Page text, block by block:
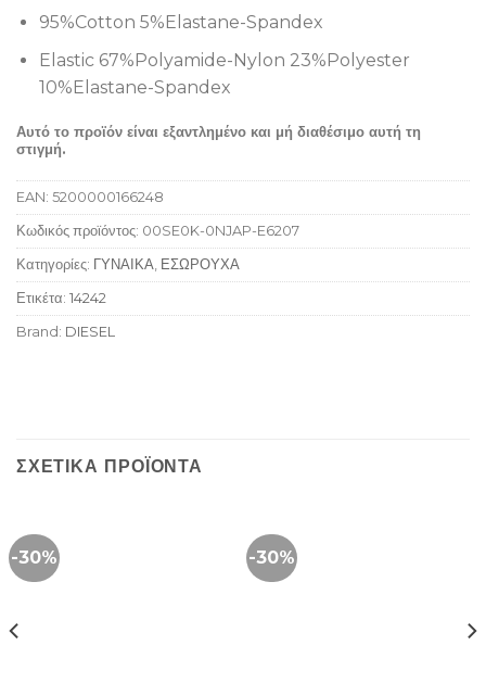
95%Cotton 5%Elastane-Spandex
Elastic 67%Polyamide-Nylon 23%Polyester
10%Elastane-Spandex
Αυτό το προϊόν είναι εξαντλημένο και μή διαθέσιμο αυτή τη
στιγμή.
EAN: 5200000166248
Κωδικός προϊόντος: 00SE0K-0NJAP-E6207
Κατηγορίες: ΓΥΝΑΙΚΑ, ΕΣΩΡΟΥΧΑ
Ετικέτα: 14242
Brand: DIESEL
ΣΧΕΤΙΚΆ ΠΡΟΪΌΝΤΑ
-30% -30%